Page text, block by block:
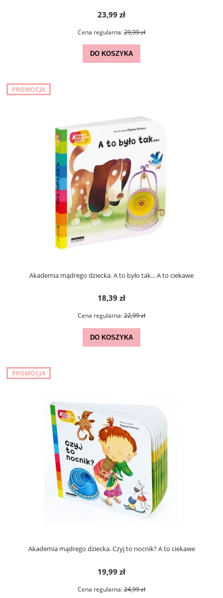
23,99 zł
Cena regularna:29,99 zł
DO KOSZYKA
Akademia mądrego dziecka. A to było tak... A to ciekawe
18,39 zł
Cena regularna:22,99 zł
DO KOSZYKA
PROMOCJA
Akademia mądrego dziecka. Czyj to nocnik? A to ciekawe
19,99 zł
Cena regularna:24,99 zł
PROMOCJA